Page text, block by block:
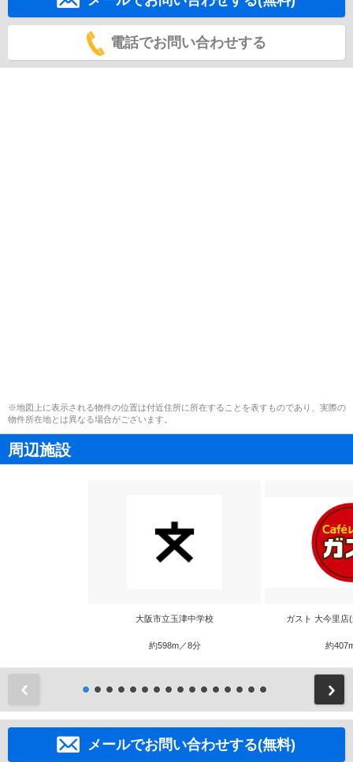
電話でお問い合わせする
※地図上に表示される物件の位置は付近住所に所在することを表すものであり、実際の
物件所在地とは異なる場合がございます。
周辺施設
大阪市立玉津中学校
約598m／8分
ガスト 大今里店
約
メールでお問い合わせする(無料)